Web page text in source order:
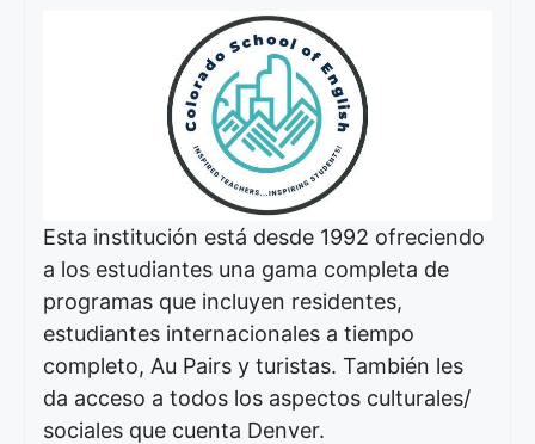
Esta institución está desde 1992 ofreciendo
a los estudiantes una gama completa de
programas que incluyen residentes,
estudiantes internacionales a tiempo
completo, Au Pairs y turistas. También les
da acceso a todos los aspectos culturales/
sociales que cuenta Denver.